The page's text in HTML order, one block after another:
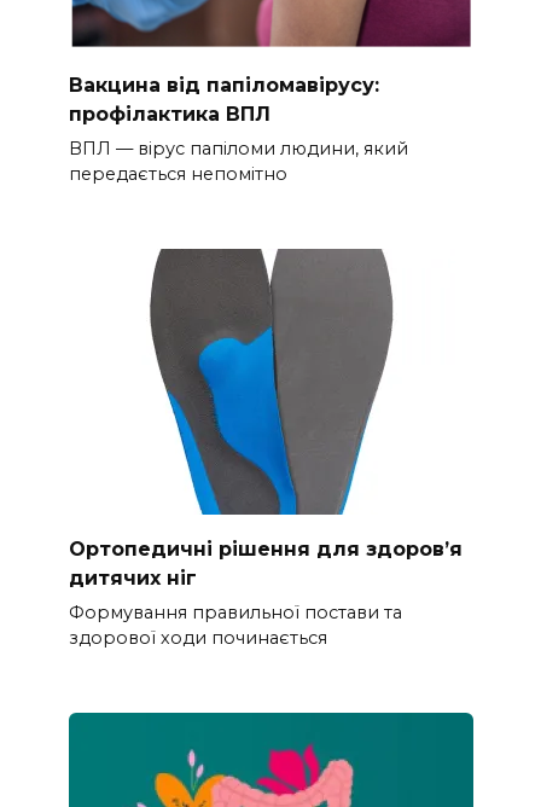
Вакцина від папіломавірусу:
профілактика ВПЛ
ВПЛ — вірус папіломи людини, який
передається непомітно
Ортопедичні рішення для здоров’я
дитячих ніг
Формування правильної постави та
здорової ходи починається